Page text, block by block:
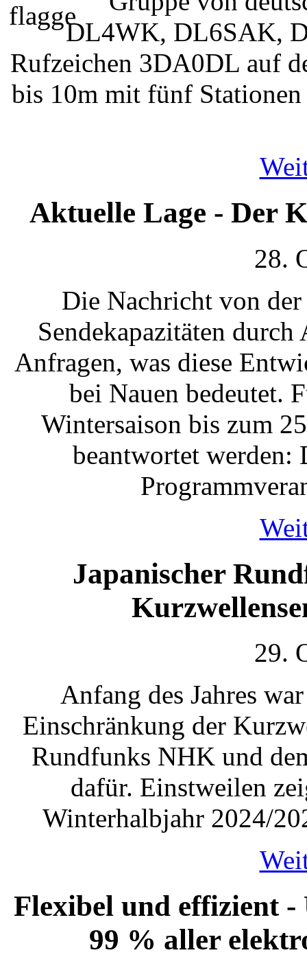
DL4WK, DL6SAK,
Rufzeichen 3DA0DL auf
bis 10m mit fünf
Aktuelle Lage - Der
28.
Die Nachricht von
Sendekapazitäten
Anfragen, was diese
bei Nauen bedeutet.
Wintersaison bis zum
beantwortet werden:
Japanischer
29.
Anfang des Jahres
Einschränkung der
Rundfunks NHK und
dafür. Einstweilen
Winterhalbjahr 2024/
Flexibel und effizient
99 % aller